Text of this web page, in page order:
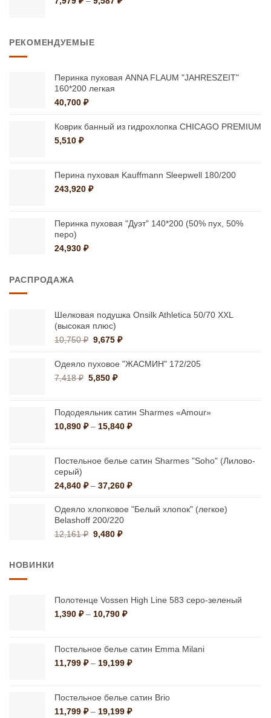
РЕКОМЕНДУЕМЫЕ
Перинка пуховая ANNA FLAUM "JAHRESZEIT"
160*200 легкая
40,700 ₽
Коврик банный из гидрохлопка CHICAGO PREMIUM
5,510 ₽
Перина пуховая Kauffmann Sleepwell 180/200
243,920 ₽
Перинка пуховая "Дуэт" 140*200 (50% пух, 50%
перо)
24,930 ₽
РАСПРОДАЖА
Шелковая подушка Onsilk Athletica 50/70 XXL
(высокая плюс)
10,750₽ Первоначальная
составляла
10,750 ₽.
9,675₽Текущая
9,675 ₽.
Одеяло пуховое "ЖАСМИН" 172/205
7,418₽ Первоначальная
7,418 ₽.
5,850₽Текущая
Пододеяльник сатин Sharmes «Amour»
10,890 ₽ – 15,840 ₽Диапазон
–
Постельное белье сатин Sharmes "Soho" (Лилово-
серый)
24,840 ₽ – 37,260 ₽Диапазон
24,840 ₽
Одеяло хлопковое "Белый хлопок" (легкое)
Belashoff 200/220
12,161₽ Первоначальная
9,480₽Текущая
НОВИНКИ
Полотенце Vossen High Line 583 серо-зеленый
1,390 ₽ – 10,790 ₽Диапазон
–
10,790 ₽
Постельное белье сатин Emma Milani
11,799 ₽ – 19,199 ₽Диапазон
–
19,199 ₽
Постельное белье сатин Brio
11,799 ₽ – 19,199 ₽Диапазон